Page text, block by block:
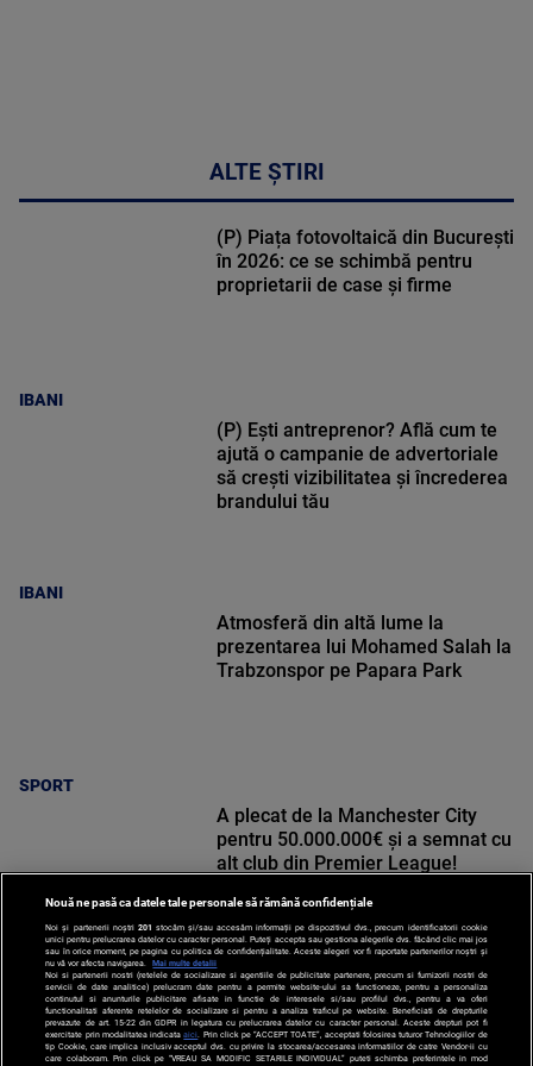
ALTE ȘTIRI
IBANI
(P) Piața fotovoltaică din București
în 2026: ce se schimbă pentru
proprietarii de case și firme
IBANI
(P) Ești antreprenor? Află cum te
ajută o campanie de advertoriale
să crești vizibilitatea și încrederea
brandului tău
SPORT
Atmosferă din altă lume la
prezentarea lui Mohamed Salah la
Trabzonspor pe Papara Park
SPORT
A plecat de la Manchester City
pentru 50.000.000€ și a semnat cu
alt club din Premier League!
Nouă ne pasă ca datele tale personale să rămână confidențiale
Noi și partenerii noștri 201 stocăm și/sau accesăm informații pe dispozitivul dvs., precum identificatorii cookie
unici pentru prelucrarea datelor cu caracter personal. Puteți accepta sau gestiona alegerile dvs. făcând clic mai jos
sau în orice moment, pe pagina cu politica de confidențialitate. Aceste alegeri vor fi raportate partenerilor noștri și
nu vă vor afecta navigarea.
Mai multe detalii
Noi si partenerii nostri (retelele de socializare si agentiile de publicitate partenere, precum si furnizorii nostri de
servicii de date analitice) prelucram date pentru a permite website-ului sa functioneze, pentru a personaliza
continutul si anunturile publicitare afisate in functie de interesele si/sau profilul dvs., pentru a va oferi
functionalitati aferente retelelor de socializare si pentru a analiza traficul pe website. Beneficiati de drepturile
prevazute de art. 15-22 din GDPR in legatura cu prelucrarea datelor cu caracter personal. Aceste drepturi pot fi
exercitate prin modalitatea indicataaici . Prin click pe “ACCEPT TOATE”, acceptati folosirea tuturor Tehnologiilor de
tip Cookie, care implica inclusiv acceptul dvs. cu privire la stocarea/accesarea informatiilor de catre Vendor-ii cu
care colaboram. Prin click pe “VREAU SA MODIFIC SETARILE INDIVIDUAL” puteti schimba preferintele in mod